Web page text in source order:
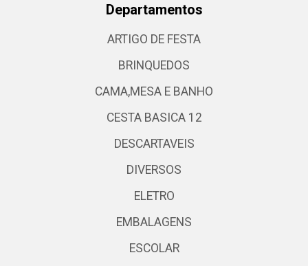
Departamentos
ARTIGO DE FESTA
BRINQUEDOS
CAMA,MESA E BANHO
CESTA BASICA 12
DESCARTAVEIS
DIVERSOS
ELETRO
EMBALAGENS
ESCOLAR